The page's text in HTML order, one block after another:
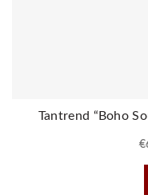
Tantrend “Boho
€